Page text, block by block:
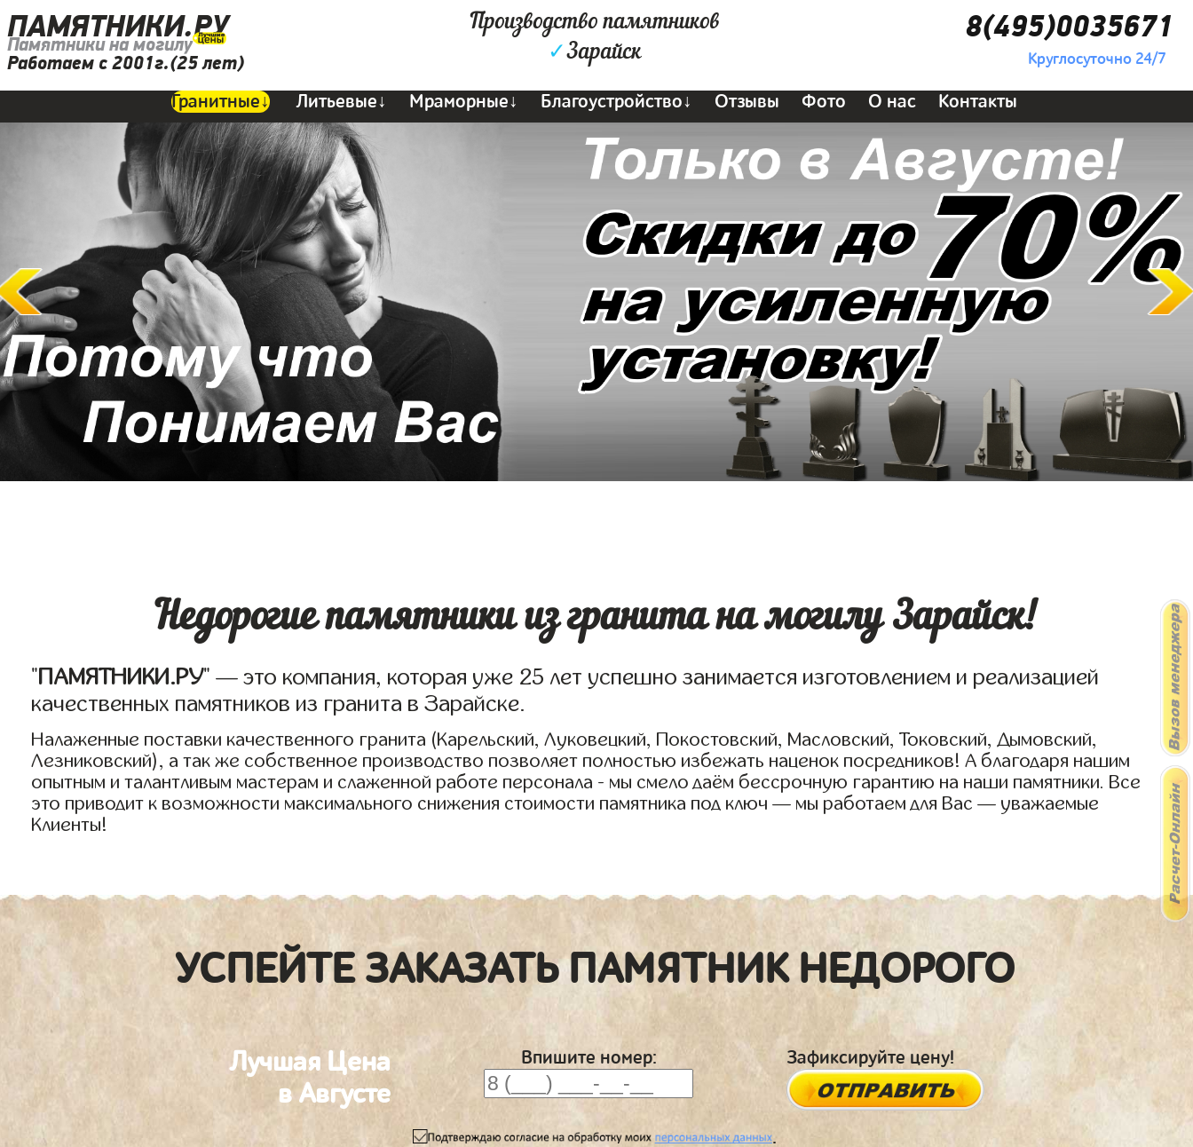
ПАМЯТНИКИ.РУ
Памятники на могилу
Работаем с 2001г.(25 лет)
Производство памятников
✓Зарайск
8(495)0035671
Круглосуточно 24/7
Гранитные↓ Литьевые↓ Мраморные↓ Благоустройство↓ Отзывы Фото О нас Контакты
Недорогие памятники из гранита на могилу Зарайск!
"ПАМЯТНИКИ.РУ" — это компания, которая уже 25 лет успешно занимается изготовлением и реализацией
качественных памятников из гранита в Зарайске.
Налаженные поставки качественного гранита (Карельский, Луковецкий, Покостовский, Масловский, Токовский, Дымовский,
Лезниковский), а так же собственное производство позволяет полностью избежать наценок посредников! А благодаря нашим
опытным и талантливым мастерам и слаженной работе персонала - мы смело даём бессрочную гарантию на наши памятники. Все
это приводит к возможности максимального снижения стоимости памятника под ключ — мы работаем для Вас — уважаемые
Клиенты!
УСПЕЙТЕ ЗАКАЗАТЬ ПАМЯТНИК НЕДОРОГО
Лучшая Цена
в Августе
Впишите номер: Зафиксируйте цену!
.